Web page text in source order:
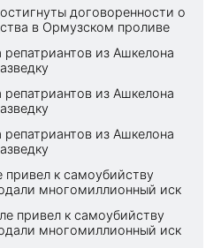
договоренности о
в Ормузском проливе
из Ашкелона
из Ашкелона
из Ашкелона
привел к самоубийству
многомиллионный иск
привел к самоубийству
многомиллионный иск